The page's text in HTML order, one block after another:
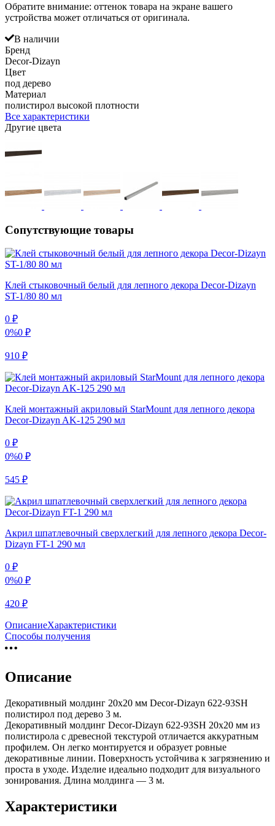
Обратите внимание: оттенок товара на экране вашего
устройства может отличаться от оригинала.
В наличии
Бренд
Decor-Dizayn
Цвет
под дерево
Материал
полистирол высокой плотности
Все характеристики
Другие цвета
Сопутствующие товары
Клей стыковочный белый для лепного декора Decor-Dizayn
ST-1/80 80 мл
0 ₽
0%0 ₽
910 ₽
Клей монтажный акриловый StarMount для лепного декора
Decor-Dizayn AK-125 290 мл
0 ₽
0%0 ₽
545 ₽
Акрил шпатлевочный сверхлегкий для лепного декора Decor-
Dizayn FT-1 290 мл
0 ₽
0%0 ₽
420 ₽
ОписаниеХарактеристики
Способы получения
Описание
Декоративный молдинг 20х20 мм Decor-Dizayn 622-93SH
полистирол под дерево 3 м.
Декоративный молдинг Decor-Dizayn 622-93SH 20х20 мм из
полистирола с древесной текстурой отличается аккуратным
профилем. Он легко монтируется и образует ровные
декоративные линии. Поверхность устойчива к загрязнению и
проста в уходе. Изделие идеально подходит для визуального
зонирования. Длина молдинга — 3 м.
Характеристики